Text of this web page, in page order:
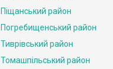
Піщанський район
Погребищенський район
Тиврівський район
Томашпільський район